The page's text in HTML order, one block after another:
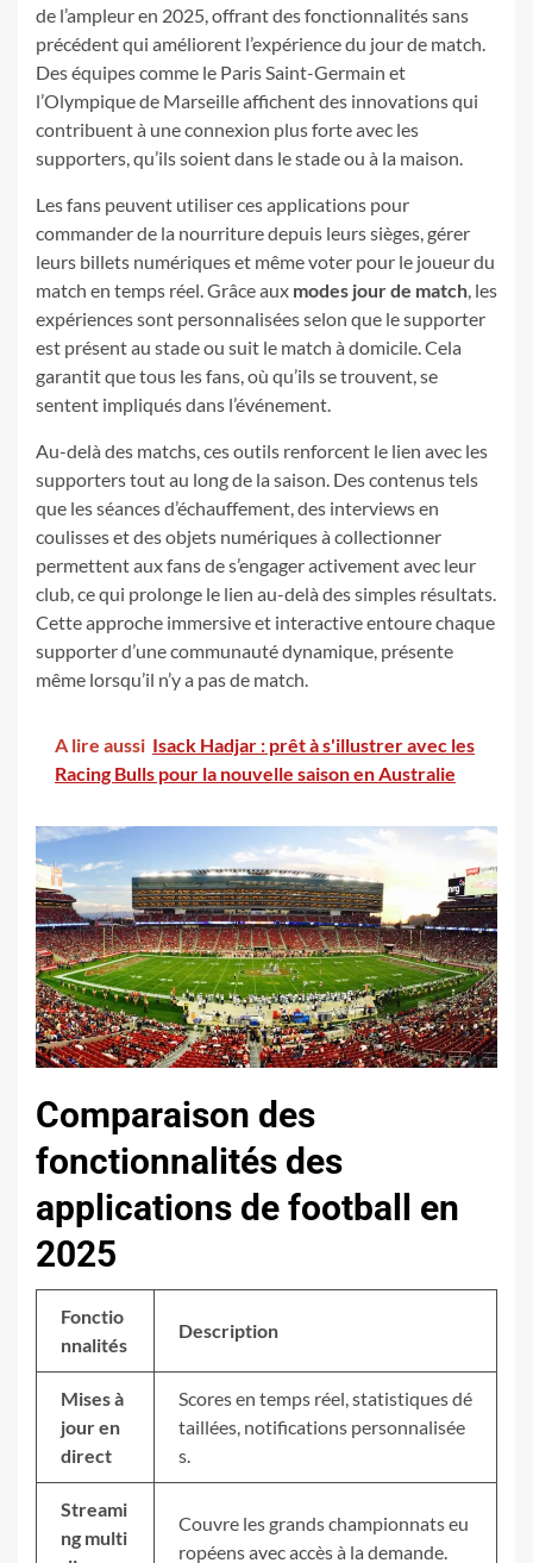
de l’ampleur en 2025, offrant des fonctionnalités sans
précédent qui améliorent l’expérience du jour de match.
Des équipes comme le Paris Saint-Germain et
l’Olympique de Marseille affichent des innovations qui
contribuent à une connexion plus forte avec les
supporters, qu’ils soient dans le stade ou à la maison.
Les fans peuvent utiliser ces applications pour
commander de la nourriture depuis leurs sièges, gérer
leurs billets numériques et même voter pour le joueur du
match en temps réel. Grâce aux modes jour de match, les
expériences sont personnalisées selon que le supporter
est présent au stade ou suit le match à domicile. Cela
garantit que tous les fans, où qu’ils se trouvent, se
sentent impliqués dans l’événement.
Au-delà des matchs, ces outils renforcent le lien avec les
supporters tout au long de la saison. Des contenus tels
que les séances d’échauffement, des interviews en
coulisses et des objets numériques à collectionner
permettent aux fans de s’engager activement avec leur
club, ce qui prolonge le lien au-delà des simples résultats.
Cette approche immersive et interactive entoure chaque
supporter d’une communauté dynamique, présente
même lorsqu’il n’y a pas de match.
A lire aussi Isack Hadjar : prêt à s'illustrer avec les
Racing Bulls pour la nouvelle saison en Australie
Comparaison des
fonctionnalités des
applications de football en
2025
Fonctio
nnalités
Description
Mises à
jour en
direct
Scores en temps réel, statistiques dé
taillées, notifications personnalisée
s.
Streami
ng multi
Couvre les grands championnats eu
ropéens avec accès à la demande.